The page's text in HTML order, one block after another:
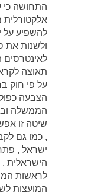
התחושה כי
להשפיע על
ולשנות את
על פי חוק
הצבעה
הממשלה
שיטה זו
, כמו גם
ישראל ,
הישראלית
לראשות
המועצות